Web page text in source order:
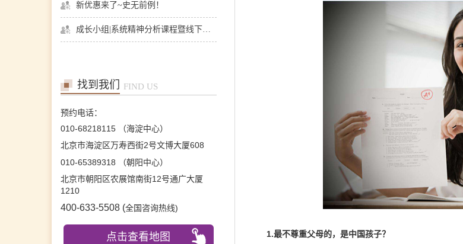
新优惠来了~史无前例！
成长小组|系统精神分析课程暨线下团体成长小组招募
找到我们 FIND US
预约电话：
010-68218115 （海淀中心）
北京市海淀区万寿西街2号文博大厦608
010-65389318 （朝阳中心）
北京市朝阳区农展馆南街12号通广大厦
1210
400-633-5508 (全国咨询热线)
点击查看地图
张洪首席咨询师
擅长：亲子、青少年、神经
症、婚恋情感、个人成长等
陈欣
系、情感问题等
在线预约>>
王芳首席咨询师
扰、自我冲突、自我发展、
爱失恋、夫妻沟通、婆媳关
系、婚外情等)；青少年咨
1.最不尊重父母的，是中国孩子？